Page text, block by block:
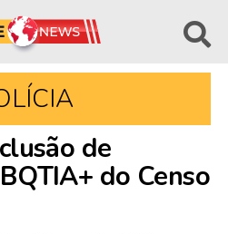
de
do Censo